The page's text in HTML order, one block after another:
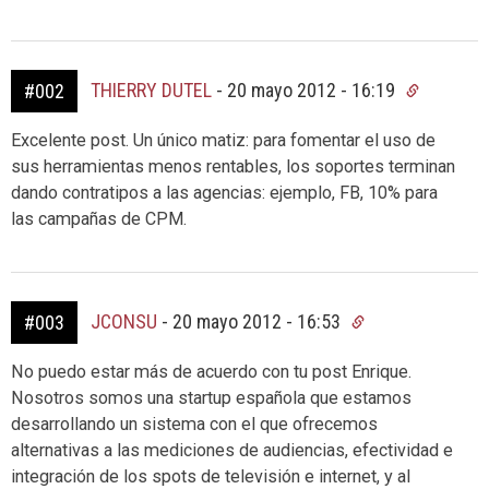
#002 THIERRY DUTEL - 20 mayo 2012 - 16:19
Excelente post. Un único matiz: para fomentar el uso de
sus herramientas menos rentables, los soportes terminan
dando contratipos a las agencias: ejemplo, FB, 10% para
las campañas de CPM.
#003 JCONSU - 20 mayo 2012 - 16:53
No puedo estar más de acuerdo con tu post Enrique.
Nosotros somos una startup española que estamos
desarrollando un sistema con el que ofrecemos
alternativas a las mediciones de audiencias, efectividad e
integración de los spots de televisión e internet, y al